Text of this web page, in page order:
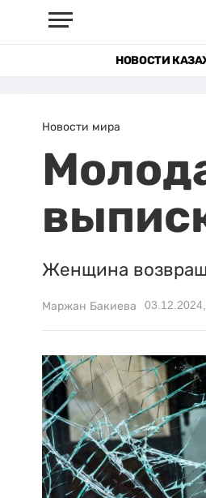
НОВОСТИ
Новости мира
Женщина
Маржан Бакиева